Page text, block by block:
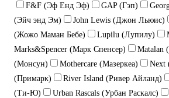
F&F (Эф Енд Эф)
GAP (Гэп)
(Эйч энд Эм)
John Lewis (Джон Льюис)
(Жожо Маман Бебе)
Lupilu (Лупилу)
Marks&Spencer (Марк Спенсер)
Matalan
(Монсун)
Mothercare (Мазеркеа) Next
(Примарк)
River Island (Ривер Айланд)
(Ти-Ю)
Urban Rascals (Урбан Раскалс)